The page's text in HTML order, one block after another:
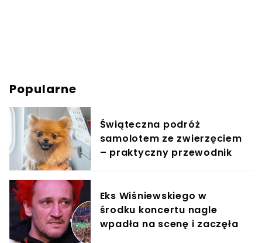
Popularne
Świąteczna podróż
samolotem ze zwierzęciem
– praktyczny przewodnik
Eks Wiśniewskiego w
środku koncertu nagle
wpadła na scenę i zaczęła